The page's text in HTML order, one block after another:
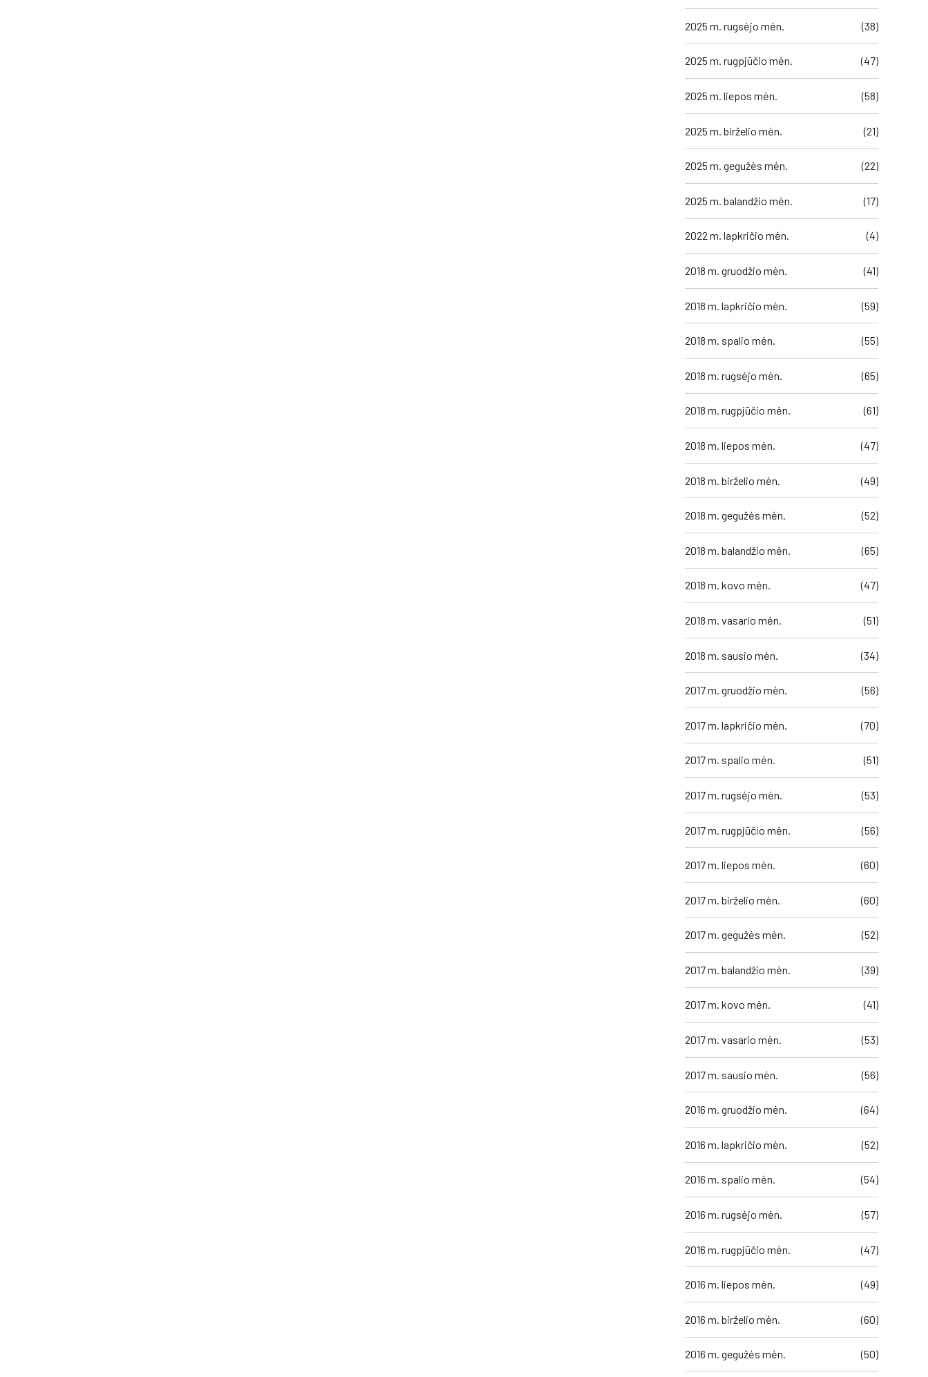
2025 m. rugsėjo mėn. (38)
2025 m. rugpjūčio mėn. (47)
2025 m. liepos mėn. (58)
2025 m. birželio mėn. (21)
2025 m. gegužės mėn. (22)
2025 m. balandžio mėn. (17)
2022 m. lapkričio mėn. (4)
2018 m. gruodžio mėn. (41)
2018 m. lapkričio mėn. (59)
2018 m. spalio mėn. (55)
2018 m. rugsėjo mėn. (65)
2018 m. rugpjūčio mėn. (61)
2018 m. liepos mėn. (47)
2018 m. birželio mėn. (49)
2018 m. gegužės mėn. (52)
2018 m. balandžio mėn. (65)
2018 m. kovo mėn. (47)
2018 m. vasario mėn. (51)
2018 m. sausio mėn. (34)
2017 m. gruodžio mėn. (56)
2017 m. lapkričio mėn. (70)
2017 m. spalio mėn. (51)
2017 m. rugsėjo mėn. (53)
2017 m. rugpjūčio mėn. (56)
2017 m. liepos mėn. (60)
2017 m. birželio mėn. (60)
2017 m. gegužės mėn. (52)
2017 m. balandžio mėn. (39)
2017 m. kovo mėn. (41)
2017 m. vasario mėn. (53)
2017 m. sausio mėn. (56)
2016 m. gruodžio mėn. (64)
2016 m. lapkričio mėn. (52)
2016 m. spalio mėn. (54)
2016 m. rugsėjo mėn. (57)
2016 m. rugpjūčio mėn. (47)
2016 m. liepos mėn. (49)
2016 m. birželio mėn. (60)
2016 m. gegužės mėn. (50)